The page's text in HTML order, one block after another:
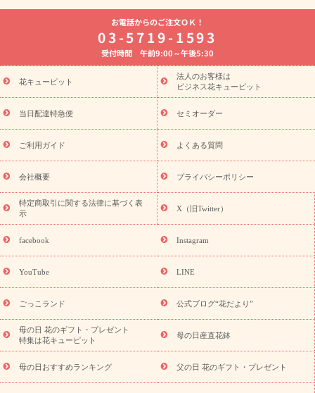
よく贈られる花
お祝いの花特集
誕生日フラワーギフト特集
8月の誕生花(トルコキキョウ)
開店・開業祝い
お供え・お悔やみ お供え・お悔やみの花
通夜・葬儀に贈る花 胡蝶蘭・花鉢
ーブドフラワー
季節のイベント
ひまわり ギフト・プレゼント
特集
お盆 花（新盆・初盆） 季節のイベント
お盆 花（新
盆・初盆）
お盆 花（新盆・初盆）
お盆・お供え 花とセットギ
フト
お盆・お供え プリザーブドフラワー
ひまわり ギフト・プ
レゼント特集
夏の花贈り・お中元・暑中見舞い 花のギフト特集
敬老の日におくる花ギフト・プレゼント特集
花ギフト・プレゼント特集
敬老の日 花のおすすめランキング
敬
老の日 花鉢植えのギフト・プレゼント特集
敬老の日 花とセットギ
フト・プレゼント特集
敬老の日の花 全てのギフト一覧
キャン
ペーン
映画『ウォーターガーディアンズ』コラボキャンペーン
「きょう誕生日なんです」キャンペーン
誕生日の花を探す
誕生日フラワーギフト 誕生日フラワーギフト特集
(トルコキキョウ)
9月の誕生花(リンドウ)
ら探す
お祝いの花特集 当日配達特急便 お祝い商品一覧
念日
結婚祝い 出産祝い 退院祝い・快気祝い
寿祝い
プチギフト ペットのお祝いフラワー
供え・お悔やみ商品一覧
お供え・お悔やみの花
四十九日法要以
お電話からのご注文ＯＫ！
03-5719-1593
受付時間 午前9:00～午後5:30
花キューピット
法人のお客様は
ビジネス花キューピット
当日配達特急便 セミオーダー
ご利用ガイド よくある質問
会社概要 プライバシーポリシー
特定商取引に関する法律に基づく表
示
X（旧Twitter）
facebook Instagram
YouTube LINE
ごっこランド 公式ブログ“花だより”
母の日 花のギフト・プレゼント
特集は花キューピット
母の日産直花鉢
母の日おすすめランキング 父の日 花のギフト・プレゼント